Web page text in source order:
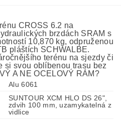
CROSS 6.2 na
brzdách SRAM s
10,870 kg, odpruženou
pláštích SCHWALBE.
terénu na sjezdy či
si svou oblíbenou trasu bez
A NE OCELOVÝ RÁM?
Alu 6061
SUNTOUR XCM HLO DS 26",
zdvih 100 mm, uzamykatelná z
vidlice